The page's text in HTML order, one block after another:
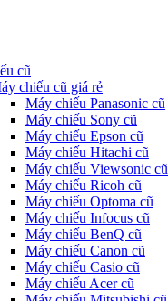
cũ
chiếu cũ giá rẻ
Máy chiếu Panasonic cũ
Máy chiếu Sony cũ
Máy chiếu Epson cũ
Máy chiếu Hitachi cũ
Máy chiếu Viewsonic cũ
Máy chiếu Ricoh cũ
Máy chiếu Optoma cũ
Máy chiếu Infocus cũ
Máy chiếu BenQ cũ
Máy chiếu Canon cũ
Máy chiếu Casio cũ
Máy chiếu Acer cũ